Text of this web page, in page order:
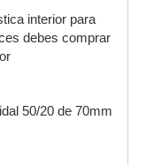
interior para
debes comprar
50/20 de 70mm